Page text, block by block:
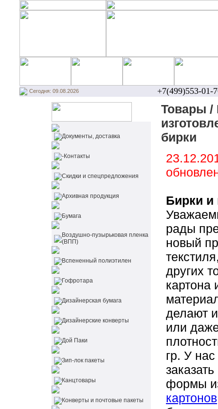
Сегодня: 09.08.2026 +7(499)553-01-
Документы, доставка
-Контакты
Cкидки и спецпредложения
Архивная продукция
Бумага
Воздушно-пузырьковая пленка
(ВПП)
Вспененный полиэтилен
Гофротара
Дизайнерская бумага
Дизайнерские конверты
Дой Паки
Зип-лок пакеты
Канцтовары
Конверты и почтовые пакеты
Товары /
бирки
Бирки и
рады
новый
других
картона
делают
или
гр. У
формы
картонов